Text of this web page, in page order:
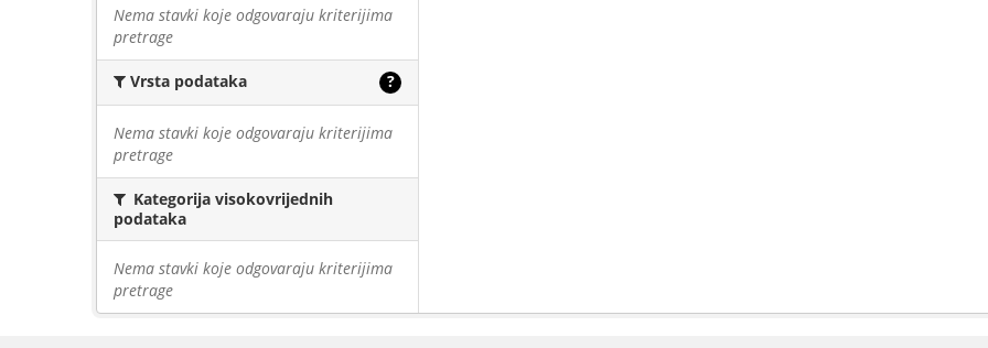
Nema stavki koje odgovaraju kriterijima
pretrage
Vrsta podataka ?
Nema stavki koje odgovaraju kriterijima
pretrage
Kategorija visokovrijednih
podataka
Nema stavki koje odgovaraju kriterijima
pretrage